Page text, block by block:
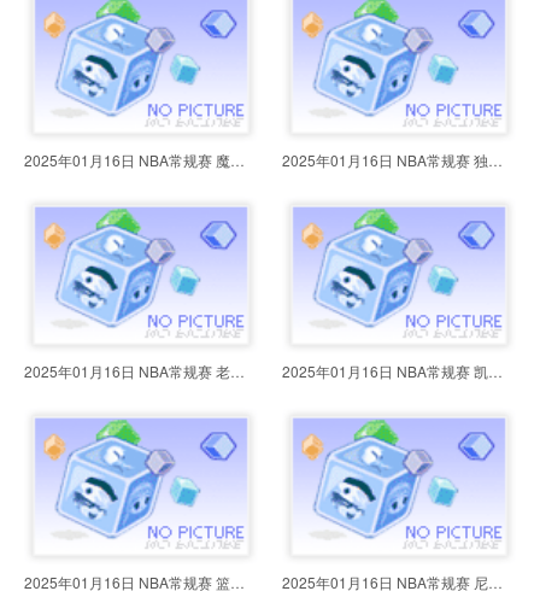
2025年01月16日 NBA常规赛 魔术vs 2025年01月16日 NBA常规赛 独行侠v
2025年01月16日 NBA常规赛 老鹰vs 2025年01月16日 NBA常规赛 凯尔特
2025年01月16日 NBA常规赛 篮网vs 2025年01月16日 NBA常规赛 尼克斯v